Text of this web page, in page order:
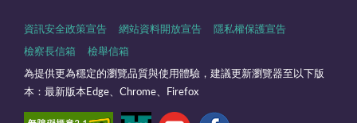
資訊安全政策宣告 網站資料開放宣告 隱私權保護宣告
檢察長信箱 檢舉信箱
為提供更為穩定的瀏覽品質與使用體驗，建議更新瀏覽器至以下版
本：最新版本Edge、Chrome、Firefox